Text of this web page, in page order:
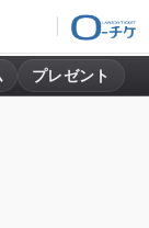
プレゼント